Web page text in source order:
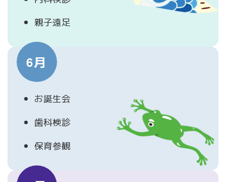
親子遠足
6月
お誕生会
歯科検診
保育参観